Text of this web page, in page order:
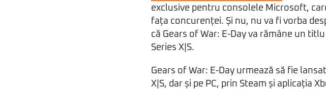
exclusive pentru consolele Microsoft,
fața concurenței. Și nu, nu va fi vorba
că Gears of War: E-Day va rămâne un
Series X|S.
Gears of War: E-Day urmează să fie
X|S, dar și pe PC, prin Steam și aplicația